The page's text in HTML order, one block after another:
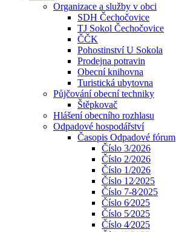
Organizace a služby v obci
SDH Čechočovice
TJ Sokol Čechočovice
ČČK
Pohostinství U Sokola
Prodejna potravin
Obecní knihovna
Turistická ubytovna
Půjčování obecní techniky
Štěpkovač
Hlášení obecního rozhlasu
Odpadové hospodářství
Časopis Odpadové fórum
Číslo 3/2026
Číslo 2/2026
Číslo 1/2026
Číslo 12⁄2025
Číslo 7-8⁄2025
Číslo 6⁄2025
Číslo 5⁄2025
Číslo 4⁄2025